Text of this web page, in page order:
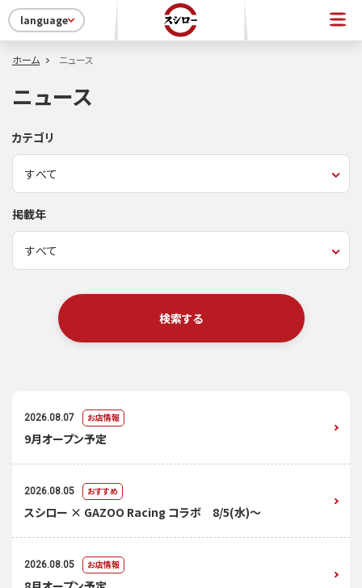
language
ホーム ニュース
ニュース
カテゴリ
掲載年
検索する
2026.08.07 お店情報
9月オープン予定
2026.08.05 おすすめ
スシロー × GAZOO Racing コラボ 8/5(水)～
2026.08.05 お店情報